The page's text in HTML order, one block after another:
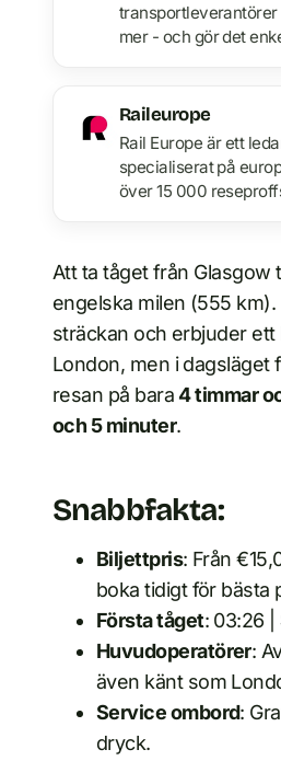
mer - och gör det
Raileurope
Rail Europe är ett
specialiserat på
över 15 000
Att ta tåget från
engelska milen (555 km).
sträckan och erbjuder
London, men i dagsläget
resan på bara4 timmar
och 5 minuter.
Snabbfakta:
Biljettpris: Från
boka tidigt för bästa
Första tåget: 03:26 |
Huvudoperatörer:
även känt som
Service ombord:
dryck.